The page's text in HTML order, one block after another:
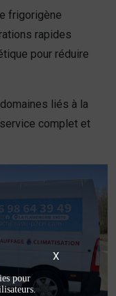
frigorigène
rapides
pour réduire
liés à la
complet et
X
pour